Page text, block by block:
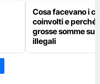
Cosa facevano i
coinvolti e perché
grosse somme su
illegali